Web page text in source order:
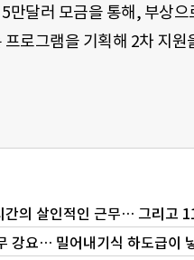
만달러 모금을 통해, 부상
로그램을 기획해 2차 지원
의 살인적인 근무… 그리고
강요… 밀어내기식 하도급이